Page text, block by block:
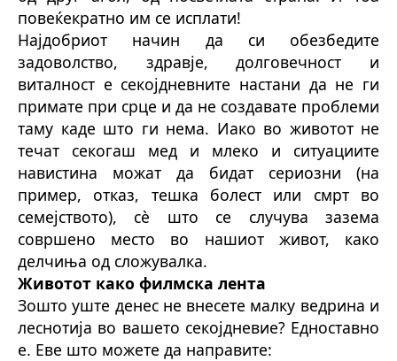
повеќекратно им се исплати!
Најдобриот начин да си обезбедите
задоволство, здравје, долговечност и
виталност е секојдневните настани да не ги
примате при срце и да не создавате проблеми
таму каде што ги нема. Иако во животот не
течат секогаш мед и млеко и ситуациите
навистина можат да бидат сериозни (на
пример, отказ, тешка болест или смрт во
семејството), сè што се случува зазема
совршено место во нашиот живот, како
делчиња од сложувалка.
Животот како филмска лента
Зошто уште денес не внесете малку ведрина и
леснотија во вашето секојдневие? Едноставно
е. Еве што можете да направите: